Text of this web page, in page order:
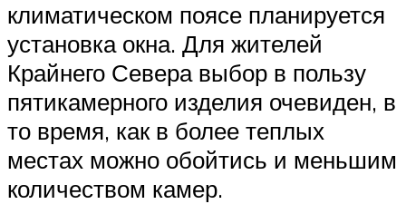
климатическом поясе планируется
установка окна. Для жителей
Крайнего Севера выбор в пользу
пятикамерного изделия очевиден, в
то время, как в более теплых
местах можно обойтись и меньшим
количеством камер.